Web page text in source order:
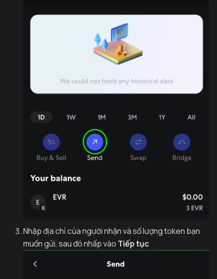
Nhập địa chỉ của người nhận và số lượng token bạn
muốn gửi, sau đó nhấp vào Tiếp tục